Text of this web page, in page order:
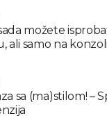
možete
ali samo na
sa (ma)stilom! –